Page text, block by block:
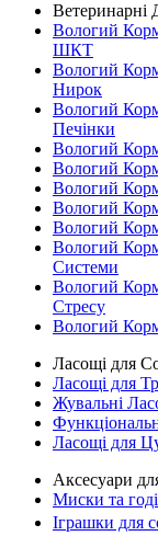
Ветеринарні
Вологий
ШКТ
Вологий
Нирок
Вологий
Печінки
Вологий
Вологий
Вологий
Вологий
Вологий
Вологий
Системи
Вологий
Стресу
Вологий
Ласощі для
Ласощі для
Жувальні
Ласощі для
Аксесуари
Миски та
Іграшки для